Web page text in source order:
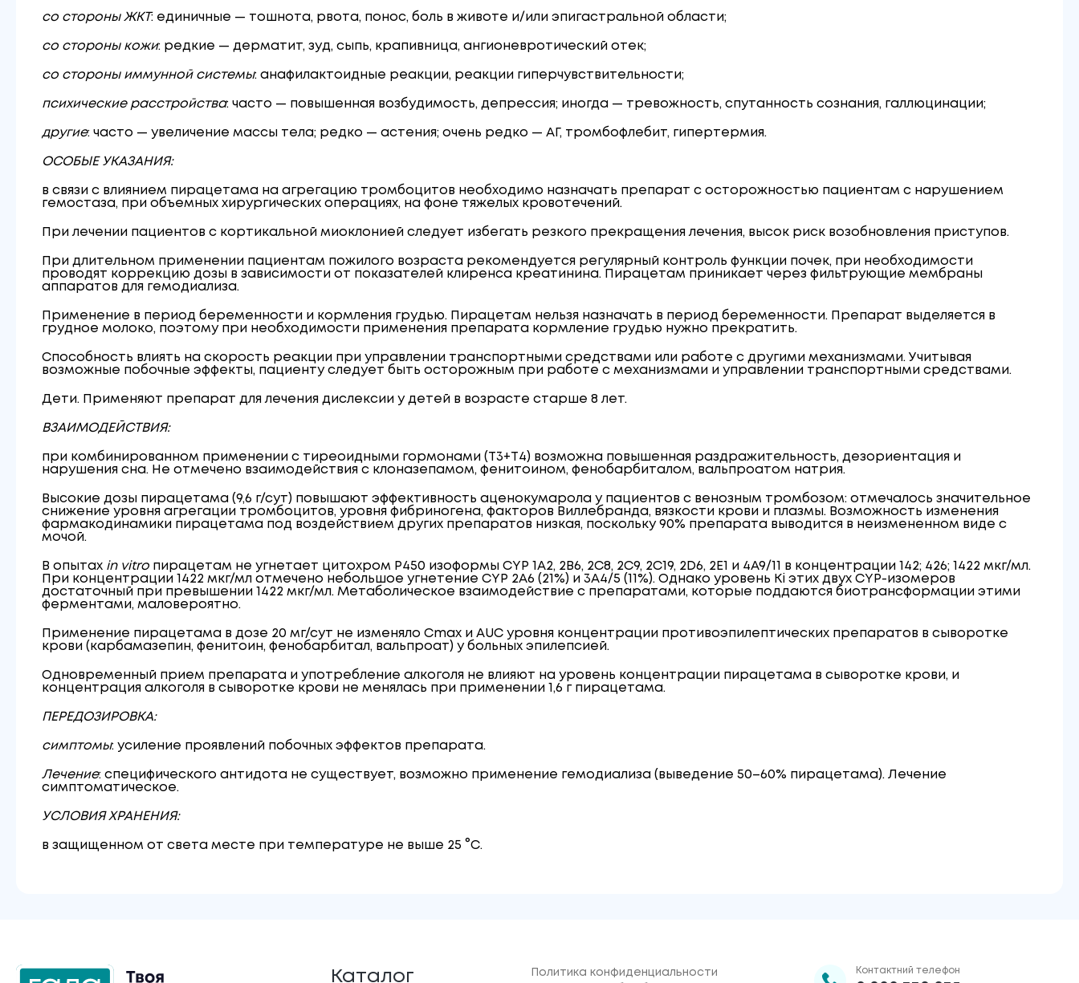
со стороны ЖКТ: единичные — тошнота, рвота, понос, боль в животе и/или эпигастральной области;
со стороны кожи: редкие — дерматит, зуд, сыпь, крапивница, ангионевротический отек;
со стороны иммунной системы: анафилактоидные реакции, реакции гиперчувствительности;
психические расстройства: часто — повышенная возбудимость, депрессия; иногда — тревожность, спутанность сознания, галлюцинации;
другие: часто — увеличение массы тела; редко — астения; очень редко — АГ, тромбофлебит, гипертермия.
ОСОБЫЕ УКАЗАНИЯ:
в связи с влиянием пирацетама на агрегацию тромбоцитов необходимо назначать препарат с осторожностью пациентам с нарушением
гемостаза, при объемных хирургических операциях, на фоне тяжелых кровотечений.
При лечении пациентов с кортикальной миоклонией следует избегать резкого прекращения лечения, высок риск возобновления приступов.
При длительном применении пациентам пожилого возраста рекомендуется регулярный контроль функции почек, при необходимости
проводят коррекцию дозы в зависимости от показателей клиренса креатинина. Пирацетам приникает через фильтрующие мембраны
аппаратов для гемодиализа.
Применение в период беременности и кормления грудью. Пирацетам нельзя назначать в период беременности. Препарат выделяется в
грудное молоко, поэтому при необходимости применения препарата кормление грудью нужно прекратить.
Способность влиять на скорость реакции при управлении транспортными средствами или работе с другими механизмами. Учитывая
возможные побочные эффекты, пациенту следует быть осторожным при работе с механизмами и управлении транспортными средствами.
Дети. Применяют препарат для лечения дислексии у детей в возрасте старше 8 лет.
ВЗАИМОДЕЙСТВИЯ:
при комбинированном применении с тиреоидными гормонами (Т3+Т4) возможна повышенная раздражительность, дезориентация и
нарушения сна. Не отмечено взаимодействия с клоназепамом, фенитоином, фенобарбиталом, вальпроатом натрия.
Высокие дозы пирацетама (9,6 г/сут) повышают эффективность аценокумарола у пациентов с венозным тромбозом: отмечалось значительное
снижение уровня агрегации тромбоцитов, уровня фибриногена, факторов Виллебранда, вязкости крови и плазмы. Возможность изменения
фармакодинамики пирацетама под воздействием других препаратов низкая, поскольку 90% препарата выводится в неизмененном виде с
мочой.
В опытах in vitro пирацетам не угнетает цитохром P450 изоформы CYP 1A2, 2B6, 2C8, 2C9, 2C19, 2D6, 2E1 и 4A9/11 в концентрации 142; 426; 1422 мкг/мл.
При концентрации 1422 мкг/мл отмечено небольшое угнетение CYP 2A6 (21%) и 3A4/5 (11%). Однако уровень Кі этих двух CYP-изомеров
достаточный при превышении 1422 мкг/мл. Метаболическое взаимодействие с препаратами, которые поддаются биотрансформации этими
ферментами, маловероятно.
Применение пирацетама в дозе 20 мг/сут не изменяло Cmax и AUC уровня концентрации противоэпилептических препаратов в сыворотке
крови (карбамазепин, фенитоин, фенобарбитал, вальпроат) у больных эпилепсией.
Одновременный прием препарата и употребление алкоголя не влияют на уровень концентрации пирацетама в сыворотке крови, и
концентрация алкоголя в сыворотке крови не менялась при применении 1,6 г пирацетама.
ПЕРЕДОЗИРОВКА:
симптомы: усиление проявлений побочных эффектов препарата.
Лечение: специфического антидота не существует, возможно применение гемодиализа (выведение 50–60% пирацетама). Лечение
симптоматическое.
УСЛОВИЯ ХРАНЕНИЯ:
в защищенном от света месте при температуре не выше 25 °C.
Каталог Политика конфиденциальности Контактний телефон